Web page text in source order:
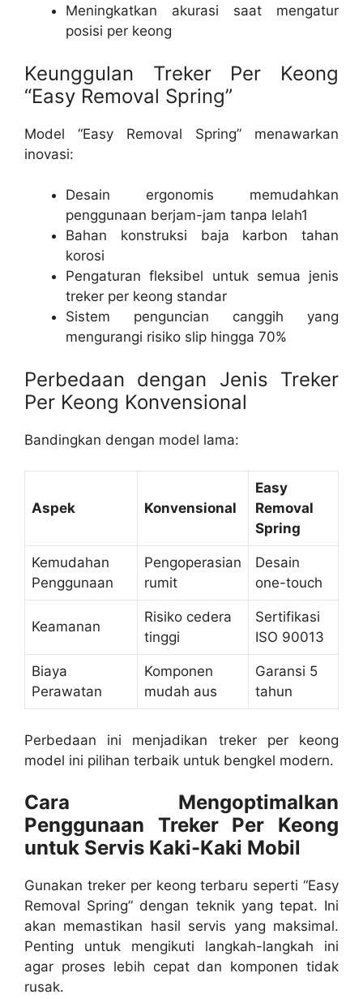
Meningkatkan akurasi saat mengatur
posisi per keong
Keunggulan Treker Per Keong
“Easy Removal Spring”
Model “Easy Removal Spring” menawarkan
inovasi:
Desain ergonomis memudahkan
penggunaan berjam-jam tanpa lelah1
Bahan konstruksi baja karbon tahan
korosi
Pengaturan fleksibel untuk semua jenis
treker per keong standar
Sistem penguncian canggih yang
mengurangi risiko slip hingga 70%
Perbedaan dengan Jenis Treker
Per Keong Konvensional
Bandingkan dengan model lama:
Aspek Konvensional
Easy
Removal
Spring
Kemudahan
Penggunaan
Pengoperasian
rumit
Desain
one-touch
Keamanan
Risiko cedera
tinggi
Sertifikasi
ISO 90013
Biaya
Perawatan
Komponen
mudah aus
Garansi 5
tahun
Perbedaan ini menjadikan treker per keong
model ini pilihan terbaik untuk bengkel modern.
Cara Mengoptimalkan
Penggunaan Treker Per Keong
untuk Servis Kaki-Kaki Mobil
Gunakan treker per keong terbaru seperti “Easy
Removal Spring” dengan teknik yang tepat. Ini
akan memastikan hasil servis yang maksimal.
Penting untuk mengikuti langkah-langkah ini
agar proses lebih cepat dan komponen tidak
rusak.